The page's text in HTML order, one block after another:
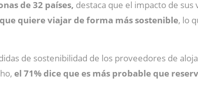
de 32 países, destaca que el impacto de sus
quiere viajar de forma más sostenible, lo
de sostenibilidad de los proveedores de
el 71% dice que es más probable que